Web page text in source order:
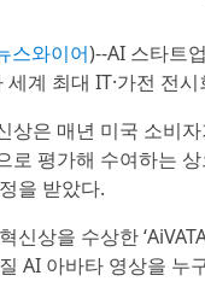
스와이어)--AI 스타트
세계 최대 IT·가전 전
상은 매년 미국 소비
로 평가해 수여하는
을 받았다.
신상을 수상한
AI 아바타 영상을 누